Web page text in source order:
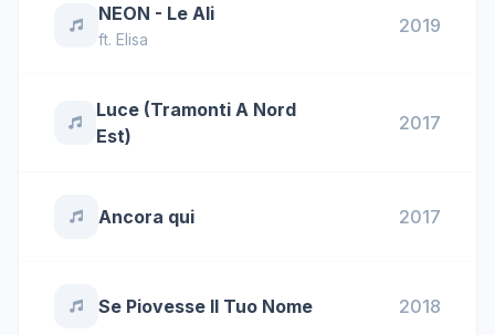
NEON - Le Ali
ft. Elisa
2019
Luce (Tramonti A Nord
Est)
2017
Ancora qui 2017
Se Piovesse Il Tuo Nome 2018